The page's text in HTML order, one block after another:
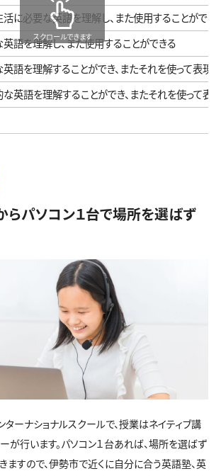
活に必要な英語を理解し、 また使用することができ
語を理解し、また使用することができる
語を理解することができ、 またそれを使って表現
英語を理解することができ、 またそれを使って表
スクロールできます
らパソコン１台で場所を選ばず
ターナショナルスクールで、授業はネイティブ講
が行います。パソコン１台あれば、場所を選ばず
ますので、伊勢市で近くに自分に合う英語塾、英